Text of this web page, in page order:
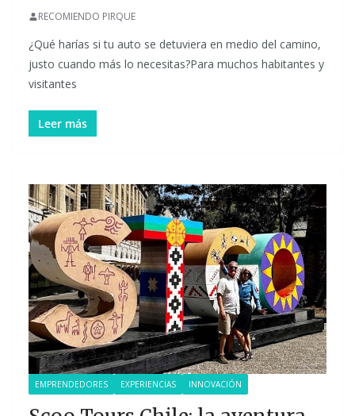
RECOMIENDO PIRQUE
¿Qué harías si tu auto se detuviera en medio del camino,
justo cuando más lo necesitas?Para muchos habitantes y
visitantes
Leer más
EMPRENDEDORES EXPERIENCIAS INNOVACIÓN